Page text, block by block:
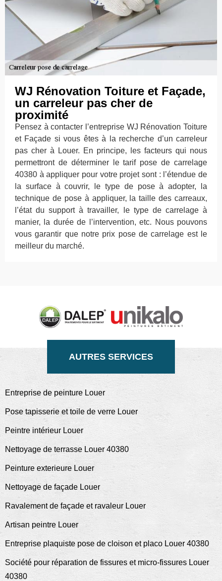
WJ Rénovation Toiture et Façade,
un carreleur pas cher de
proximité
Pensez à contacter l’entreprise WJ Rénovation Toiture
et Façade si vous êtes à la recherche d’un carreleur
pas cher à Louer. En principe, les facteurs qui nous
permettront de déterminer le tarif pose de carrelage
40380 à appliquer pour votre projet sont : l’étendue de
la surface à couvrir, le type de pose à adopter, la
technique de pose à appliquer, la taille des carreaux,
l’état du support à travailler, le type de carrelage à
manier, la durée de l’intervention, etc. Nous pouvons
vous garantir que notre prix pose de carrelage est le
meilleur du marché.
AUTRES SERVICES
Entreprise de peinture Louer
Pose tapisserie et toile de verre Louer
Peintre intérieur Louer
Nettoyage de terrasse Louer 40380
Peinture exterieure Louer
Nettoyage de façade Louer
Ravalement de façade et ravaleur Louer
Artisan peintre Louer
Entreprise plaquiste pose de cloison et placo Louer 40380
Société pour réparation de fissures et micro-fissures Louer
40380